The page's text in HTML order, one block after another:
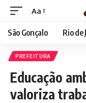
Aa
São Gonçalo Rio de
PREFEITURA
Educação
valoriza